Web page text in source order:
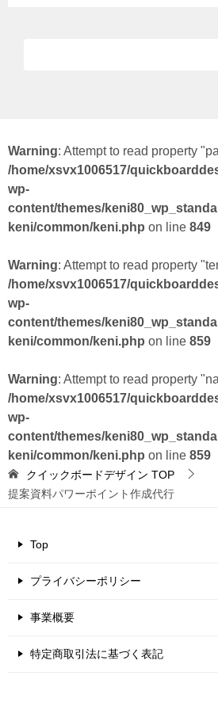
Warning: Attempt to read property
/home/xsvx1006517/
wp-
content/themes/
keni/common/keni.php on line 849
Warning: Attempt to read property
/home/xsvx1006517/
wp-
content/themes/
keni/common/keni.php on line 859
Warning: Attempt to read property
/home/xsvx1006517/
wp-
content/themes/
keni/common/keni.php on line 859
クイックボードデザイン TOP
提案資料パワーポイント作成代行
Top
プライバシーポリシー
事業概要
特定商取引法に基づく表記